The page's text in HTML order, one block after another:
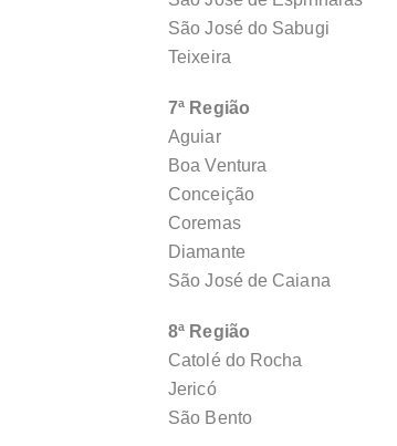
São José do Sabugi
Teixeira
7ª Região
Aguiar
Boa Ventura
Conceição
Coremas
Diamante
São José de Caiana
8ª Região
Catolé do Rocha
Jericó
São Bento